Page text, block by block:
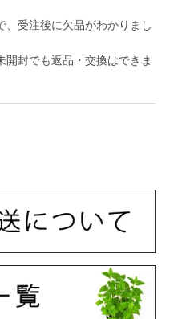
受注後に欠品がわかりまし
封でも返品・交換はできま